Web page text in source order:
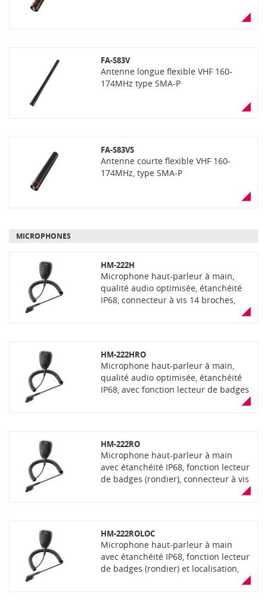
FA-S83V
Antenne longue flexible VHF 160-
174MHz type SMA-P
FA-S83VS
Antenne courte flexible VHF 160-
174MHz, type SMA-P
MICROPHONES
HM-222H
Microphone haut-parleur à main,
qualité audio optimisée, étanchéité
IP68, connecteur à vis 14 broches,
HM-222HRO
Microphone haut-parleur à main,
qualité audio optimisée, étanchéité
IP68, avec fonction lecteur de badges
HM-222RO
Microphone haut-parleur à main
avec étanchéité IP68, fonction lecteur
de badges (rondier), connecteur à vis
14 broches, bouton d'alarme et sortie
HM-222ROLOC
Microphone haut-parleur à main
avec étanchéité IP68, fonction lecteur
de badges (rondier) et localisation,
connecteur à vis 14 broches, bouton